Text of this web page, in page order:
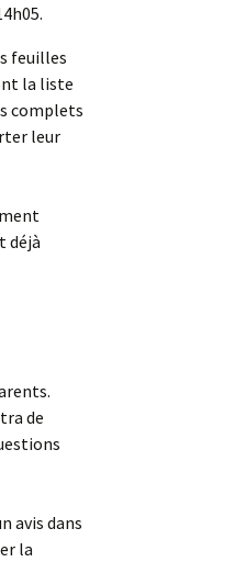
feuilles
la liste
complets
leur
déjà
de
avis dans
la